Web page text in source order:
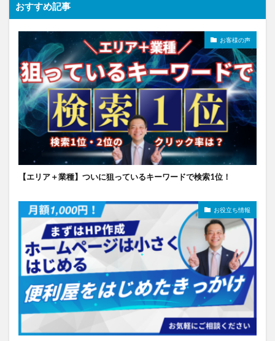
おすすめ記事
お客様の声
【エリア＋業種】ついに狙っているキーワードで検索1位！
お役立ち情報